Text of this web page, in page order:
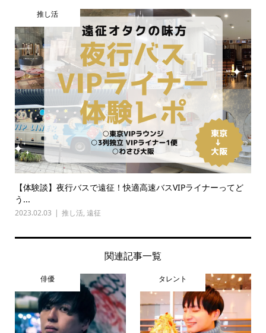
推し活
【体験談】夜行バスで遠征！快適高速バスVIPライナーってど
う...
2023.02.03 推し活, 遠征
関連記事一覧
俳優 タレント